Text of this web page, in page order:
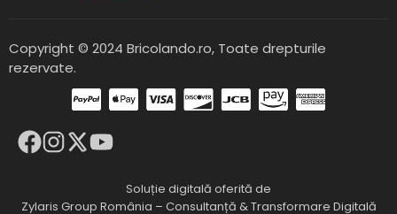
Copyright © 2024 Bricolando.ro, Toate drepturile
rezervate.
Soluție digitală oferită de
Zylaris Group România – Consultanță & Transformare Digitală